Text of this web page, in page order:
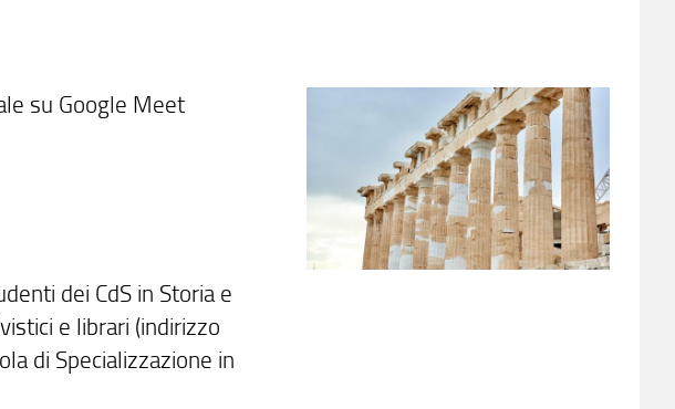
su Google Meet
dei CdS in Storia e
e librari (indirizzo
di Specializzazione in